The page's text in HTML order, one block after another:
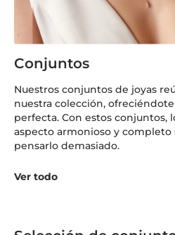
Conjuntos
Nuestros conjuntos de joyas
nuestra colección,
perfecta. Con estos conjuntos,
aspecto armonioso y completo
pensarlo demasiado.
Ver todo